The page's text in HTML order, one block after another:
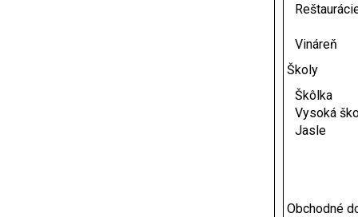
Vináreň
Školy
Škôlka
Vysoká
Jasle
Obchodné